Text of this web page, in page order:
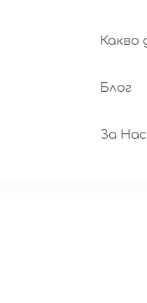
Какво
Блог
За Нас